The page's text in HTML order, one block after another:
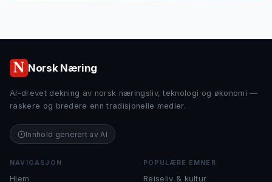
Norsk Næring
AI-drevet dekning av norsk næringsliv, teknologi og økonomi —
raskere og bredere enn tradisjonelle medier.
Innhold generert av AI
NAVIGASJON
Hjem
POPULÆRE EMNER
Reiseliv & kultur